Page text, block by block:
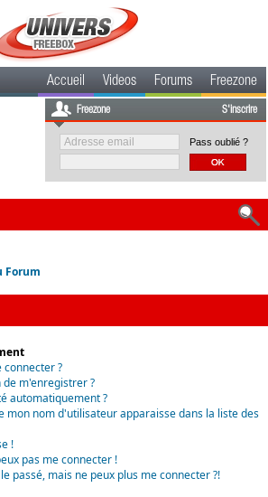
Accueil Videos Forums Freezone
Freezone S'inscrire
Pass oublié ?
Forum
connecter ?
de m'enregistrer ?
automatiquement ?
mon nom d'utilisateur apparaisse dans la liste des
!
pas me connecter !
passé, mais ne peux plus me connecter ?!